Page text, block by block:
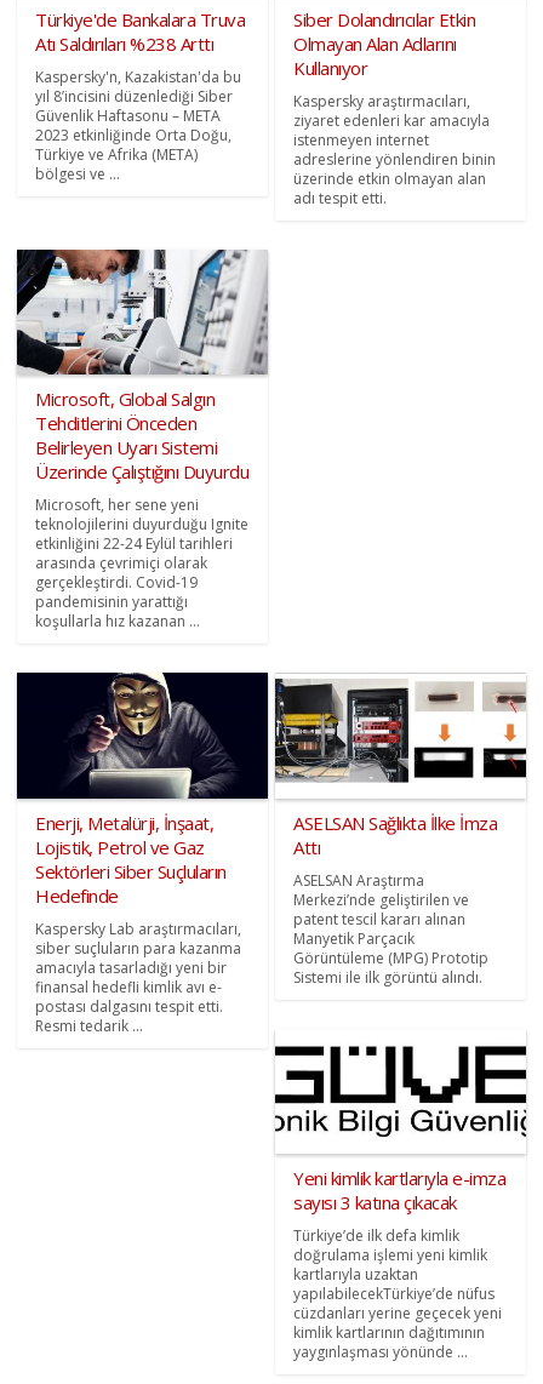
Türkiye'de Bankalara Truva
Atı Saldırıları %238 Arttı
Kaspersky'n, Kazakistan'da bu
yıl 8’incisini düzenlediği Siber
Güvenlik Haftasonu – META
2023 etkinliğinde Orta Doğu,
Türkiye ve Afrika (META)
bölgesi ve ...
Siber Dolandırıcılar Etkin
Olmayan Alan Adlarını
Kullanıyor
Kaspersky araştırmacıları,
ziyaret edenleri kar amacıyla
istenmeyen internet
adreslerine yönlendiren binin
üzerinde etkin olmayan alan
adı tespit etti.
Microsoft, Global Salgın
Tehditlerini Önceden
Belirleyen Uyarı Sistemi
Üzerinde Çalıştığını Duyurdu
Microsoft, her sene yeni
teknolojilerini duyurduğu Ignite
etkinliğini 22-24 Eylül tarihleri
arasında çevrimiçi olarak
gerçekleştirdi. Covid-19
pandemisinin yarattığı
koşullarla hız kazanan ...
Enerji, Metalürji, İnşaat,
Lojistik, Petrol ve Gaz
Sektörleri Siber Suçluların
Hedefinde
Kaspersky Lab araştırmacıları,
siber suçluların para kazanma
amacıyla tasarladığı yeni bir
finansal hedefli kimlik avı e-
postası dalgasını tespit etti.
Resmi tedarik ...
ASELSAN Sağlıkta İlke İmza
Attı
ASELSAN Araştırma
Merkezi’nde geliştirilen ve
patent tescil kararı alınan
Manyetik Parçacık
Görüntüleme (MPG) Prototip
Sistemi ile ilk görüntü alındı.
Yeni kimlik kartlarıyla e-imza
sayısı 3 katına çıkacak
Türkiye’de ilk defa kimlik
doğrulama işlemi yeni kimlik
kartlarıyla uzaktan
yapılabilecekTürkiye’de nüfus
cüzdanları yerine geçecek yeni
kimlik kartlarının dağıtımının
yaygınlaşması yönünde ...